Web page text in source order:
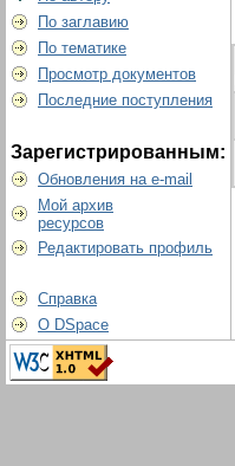
По заглавию
По тематике
Просмотр документов
Последние поступления
Зарегистрированным:
Обновления на e-mail
Мой архив
ресурсов
Редактировать профиль
Справка
О DSpace